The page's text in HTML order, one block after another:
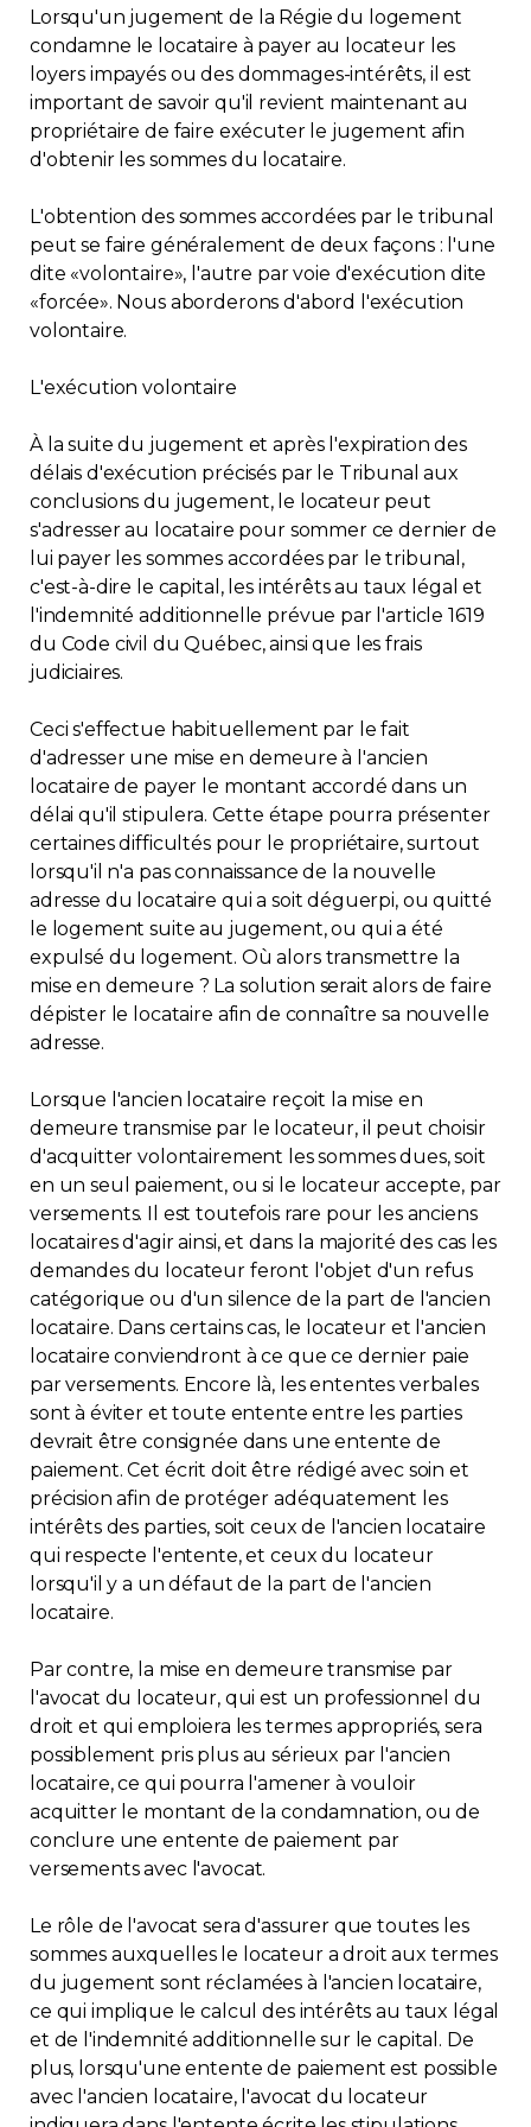
Immobilier
Réglementation
Copropriété
Environnement
Rabais APQ
FAQ
Zone Membres
Français
Contact
Adhésion
Lorsqu'un jugement de la Régie du logement
condamne le locataire à payer au locateur les
loyers impayés ou des dommages-intérêts, il est
important de savoir qu'il revient maintenant au
propriétaire de faire exécuter le jugement afin
d'obtenir les sommes du locataire.
L'obtention des sommes accordées par le tribunal
peut se faire généralement de deux façons : l'une
dite «volontaire», l'autre par voie d'exécution dite
«forcée». Nous aborderons d'abord l'exécution
volontaire.
L'exécution volontaire
À la suite du jugement et après l'expiration des
délais d'exécution précisés par le Tribunal aux
conclusions du jugement, le locateur peut
s'adresser au locataire pour sommer ce dernier de
lui payer les sommes accordées par le tribunal,
c'est-à-dire le capital, les intérêts au taux légal et
l'indemnité additionnelle prévue par l'article 1619
du Code civil du Québec, ainsi que les frais
judiciaires.
Ceci s'effectue habituellement par le fait
d'adresser une mise en demeure à l'ancien
locataire de payer le montant accordé dans un
délai qu'il stipulera. Cette étape pourra présenter
certaines difficultés pour le propriétaire, surtout
lorsqu'il n'a pas connaissance de la nouvelle
adresse du locataire qui a soit déguerpi, ou quitté
le logement suite au jugement, ou qui a été
expulsé du logement. Où alors transmettre la
mise en demeure ? La solution serait alors de faire
dépister le locataire afin de connaître sa nouvelle
adresse.
Lorsque l'ancien locataire reçoit la mise en
demeure transmise par le locateur, il peut choisir
d'acquitter volontairement les sommes dues, soit
en un seul paiement, ou si le locateur accepte, par
versements. Il est toutefois rare pour les anciens
locataires d'agir ainsi, et dans la majorité des cas les
demandes du locateur feront l'objet d'un refus
catégorique ou d'un silence de la part de l'ancien
locataire. Dans certains cas, le locateur et l'ancien
locataire conviendront à ce que ce dernier paie
par versements. Encore là, les ententes verbales
sont à éviter et toute entente entre les parties
devrait être consignée dans une entente de
paiement. Cet écrit doit être rédigé avec soin et
précision afin de protéger adéquatement les
intérêts des parties, soit ceux de l'ancien locataire
qui respecte l'entente, et ceux du locateur
lorsqu'il y a un défaut de la part de l'ancien
locataire.
Par contre, la mise en demeure transmise par
l'avocat du locateur, qui est un professionnel du
droit et qui emploiera les termes appropriés, sera
possiblement pris plus au sérieux par l'ancien
locataire, ce qui pourra l'amener à vouloir
acquitter le montant de la condamnation, ou de
conclure une entente de paiement par
versements avec l'avocat.
Le rôle de l'avocat sera d'assurer que toutes les
sommes auxquelles le locateur a droit aux termes
du jugement sont réclamées à l'ancien locataire,
ce qui implique le calcul des intérêts au taux légal
et de l'indemnité additionnelle sur le capital. De
plus, lorsqu'une entente de paiement est possible
avec l'ancien locataire, l'avocat du locateur